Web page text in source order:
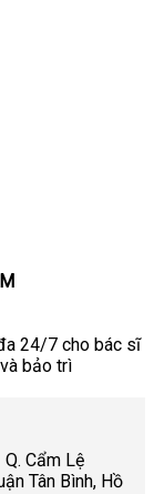
24/7 cho bác sĩ
bảo trì
Cẩm Lệ
Tân Bình, Hồ